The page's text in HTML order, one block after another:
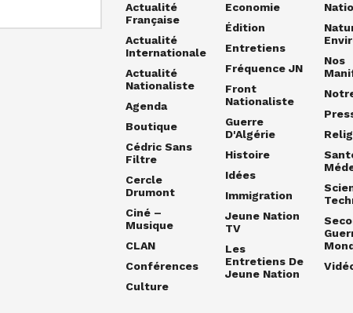
Actualité
Française
Actualité
Internationale
Actualité
Nationaliste
Agenda
Boutique
Cédric Sans
Filtre
Cercle
Drumont
Ciné –
Musique
CLAN
Conférences
Culture
Economie
Édition
Entretiens
Fréquence JN
Front
Nationaliste
Guerre
D'Algérie
Histoire
Idées
Immigration
Jeune Nation
TV
Les
Entretiens De
Jeune Nation
Nos